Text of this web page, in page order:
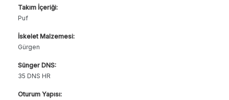
Takım İçeriği:
Puf
İskelet Malzemesi:
Gürgen
Sünger DNS:
35 DNS HR
Oturum Yapısı: